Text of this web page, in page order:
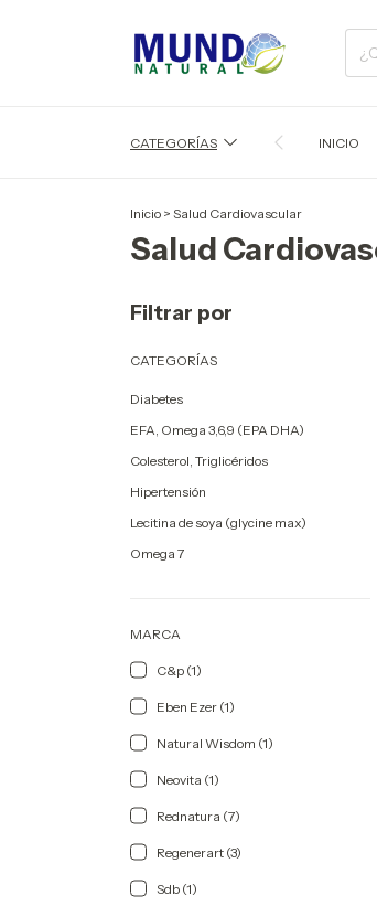
CATEGORÍAS INICIO
Inicio > Salud Cardiovascular
Salud
Filtrar por
CATEGORÍAS
Diabetes
EFA, Omega 3,6,9 (EPA DHA)
Colesterol, Triglicéridos
Hipertensión
Lecitina de soya (glycine max)
Omega 7
MARCA
C&p (1)
Eben Ezer (1)
Natural Wisdom (1)
Neovita (1)
Rednatura (7)
Regenerart (3)
Sdb (1)